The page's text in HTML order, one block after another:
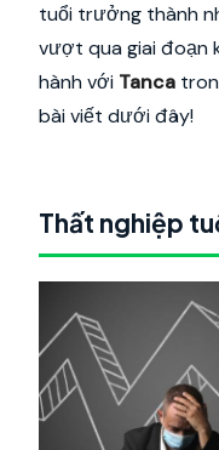
tuổi trưởng thành
vượt qua giai đoạn
hành với Tanca
bài viết dưới đây!
Thất nghiệp